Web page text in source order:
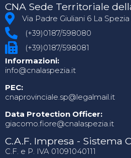
CNA Sede Territoriale
Via Padre Giuliani 6 La Spezia
(+39)0187/598080
(+39)0187/598081
Informazioni:
info@cnalaspezia.it
PEC:
cnaprovinciale.sp@legalmail.it
Data Protection Officer:
giacomo.fiore@cnalaspezia.it
C.A.F. Impresa - Sistema
C.F. e P. IVA 01091040111